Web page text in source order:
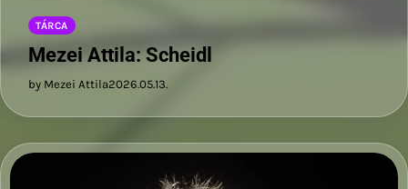
TÁRCA
Mezei Attila: Scheidl
by Mezei Attila2026.05.13.